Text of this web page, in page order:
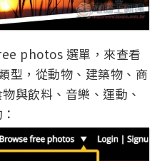
photos 選單，來查看
型，從動物、建築物、商
與飲料、音樂、運動、